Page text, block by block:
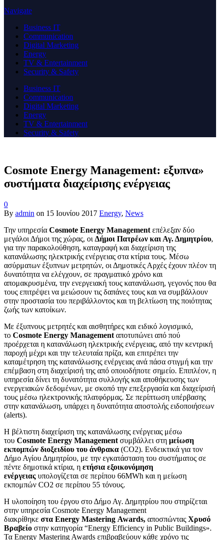
Navigate
Business IT
Communication
Digital Marketing
Energy
TV & Entertainment
Security & Safety
Business IT
Communication
Digital Marketing
Energy
TV & Entertainment
Security & Safety
Cosmote Energy Management: εξυπνα»
συστήματα διαχείρισης ενέργειας
0
By admin on 15 Ιουνίου 2017 Energy, News
Την υπηρεσία Cosmote Energy Management επέλεξαν δύο
μεγάλοι Δήμοι της χώρας, οι Δήμοι Πατρέων και Αγ. Δημητρίου,
για την παρακολούθηση, καταγραφή και διαχείριση της
κατανάλωσης ηλεκτρικής ενέργειας στα κτίρια τους. Μέσω
ασύρματων έξυπνων μετρητών, οι Δημοτικές Αρχές έχουν πλέον τη
δυνατότητα να ελέγχουν, σε πραγματικό χρόνο και
απομακρυσμένα, την ενεργειακή τους κατανάλωση, γεγονός που θα
τους επιτρέψει να μειώσουν τις δαπάνες τους και να συμβάλλουν
στην προστασία του περιβάλλοντος και τη βελτίωση της ποιότητας
ζωής των κατοίκων.
Με έξυπνους μετρητές και αισθητήρες και ειδικό λογισμικό,
το Cosmote Energy Management αποτυπώνει από πού
προέρχεται η κατανάλωση ηλεκτρικής ενέργειας, από την κεντρική
παροχή μέχρι και την τελευταία πρίζα, και επιτρέπει την
καταμέτρηση της κατανάλωσης ενέργειας ανά πάσα στιγμή και την
επέμβαση στη διαχείρισή της από οποιοδήποτε σημείο. Επιπλέον, η
υπηρεσία δίνει τη δυνατότητα συλλογής και αποθήκευσης των
ενεργειακών δεδομένων, με σκοπό την επεξεργασία και διαχείρισή
τους μέσω ηλεκτρονικής πλατφόρμας. Σε περίπτωση υπέρβασης
στην κατανάλωση, υπάρχει η δυνατότητα αποστολής ειδοποιήσεων
(alerts).
Η βέλτιστη διαχείριση της κατανάλωσης ενέργειας μέσω
του Cosmote Energy Management συμβάλλει στη μείωση
εκπομπών διοξειδίου του άνθρακα (CO2). Ενδεικτικά για τον
Δήμο Αγίου Δημητρίου, με την εγκατάσταση του συστήματος σε
πέντε δημοτικά κτίρια, η ετήσια εξοικονόμηση
ενέργειας υπολογίζεται σε περίπου 66MWh και η μείωση
εκπομπών CO2 σε περίπου 55 τόνους.
Η υλοποίηση του έργου στο Δήμο Αγ. Δημητρίου που στηρίζεται
στην υπηρεσία Cosmote Energy Management
διακρίθηκε στα Energy Mastering Awards, αποσπώντας Χρυσό
Βραβείο στην κατηγορία “Energy Efficiency in Public Buildings».
Τα Energy Mastering Awards επιβραβεύουν κάθε χρόνο τις